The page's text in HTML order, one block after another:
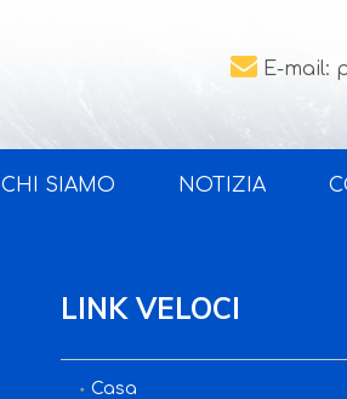
 E-mail:
CHI SIAMO NOTIZIA
LINK VELOCI
Casa